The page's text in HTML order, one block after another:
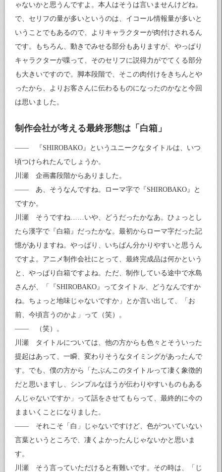
ゃないかと思うんですよ。本人はそうは言いませんけどね。
で、セリフの量が多いというのは、イコール情報量が多いと
いうことでもあるので、よりキャラクターが肉付けされるん
です。もちろん、動きでみせる部分もありますが、やっぱり
キャラクターが喋って、そのセリフに説得力がでてくる部分
も大きいですので。脚本段階で、そこの肉付けをきちんとや
ったから、よりお客さんに伝わるものになったのかなと今回
は思いました。
制作会社が考える最終形態は「白箱」
—— 『SHIROBAKO』というユニークなタイトルは、いつ
頃つけられたんでしょうか。
川瀬 企画書段階からありました。
—— あ、そうなんですね。ローマ字で『SHIROBAKO』と
ですか。
川瀬 そうですね……いや、どうだったかなあ。ひょっとし
たら漢字で『白箱』だったかな。最初からローマ字だった記
憶がありますね。やっぱり、いちばん分かりやすいと思うん
ですよ。アニメ制作会社にとって、最終完成品は何かという
と、やっぱり白箱ですよね。ただ、制作している途中で水島
さんが、「『SHIROBAKO』ってタイトル、どうなんですか
ね。ちょっと地味じゃないですか」とか言い出して、「お
前、今頃言うのかよ」って（笑）。
—— （笑）。
川瀬 タイトルについては、他の方からも色々とそういった
提起はあって、一瞬、変わりそうなタイミングがあったんで
す。でも、僕の方から「たぶんこのタイトルって凄く象徴的
だと思いますし、シンプルなほうが伝わりやすいものもある
んじゃないですか」って話をさせてもらって、最終的に今の
ままいくことになりました。
—— それこそ「白」じゃないですけど、色がついていない
言葉というところで、凄くよかったんじゃないかと思いま
す。
川瀬 そう言っていただけると有難いです。その時は、「じ